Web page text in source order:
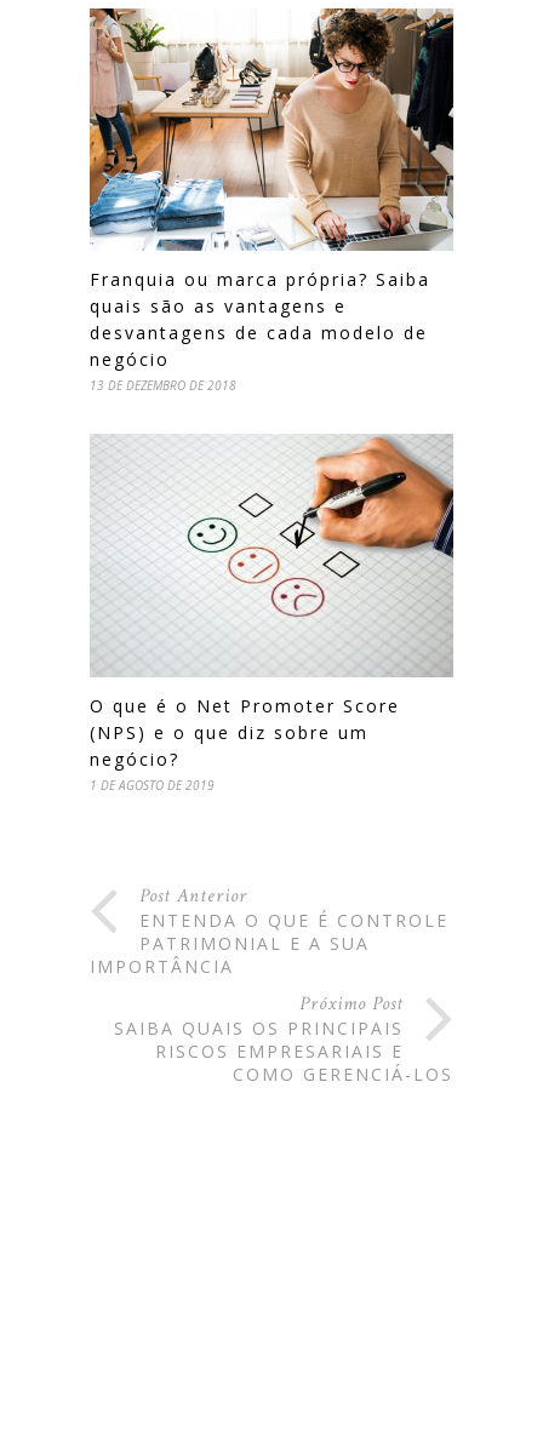
Franquia ou marca própria? Saiba
quais são as vantagens e
desvantagens de cada modelo de
negócio
13 DE DEZEMBRO DE 2018
O que é o Net Promoter Score
(NPS) e o que diz sobre um
negócio?
1 DE AGOSTO DE 2019
Post Anterior
ENTENDA O QUE É CONTROLE
PATRIMONIAL E A SUA
IMPORTÂNCIA
Próximo Post
SAIBA QUAIS OS PRINCIPAIS
RISCOS EMPRESARIAIS E
COMO GERENCIÁ-LOS